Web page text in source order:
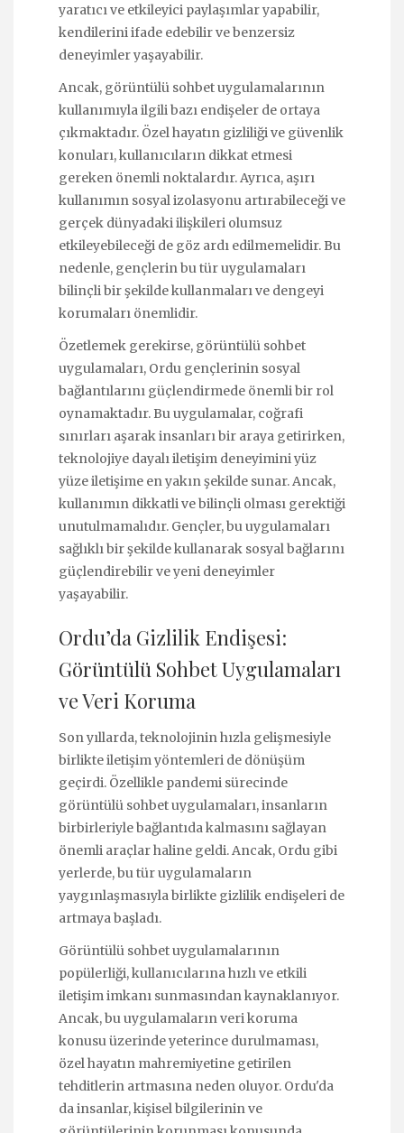
yaratıcı ve etkileyici paylaşımlar yapabilir,
kendilerini ifade edebilir ve benzersiz
deneyimler yaşayabilir.
Ancak, görüntülü sohbet uygulamalarının
kullanımıyla ilgili bazı endişeler de ortaya
çıkmaktadır. Özel hayatın gizliliği ve güvenlik
konuları, kullanıcıların dikkat etmesi
gereken önemli noktalardır. Ayrıca, aşırı
kullanımın sosyal izolasyonu artırabileceği ve
gerçek dünyadaki ilişkileri olumsuz
etkileyebileceği de göz ardı edilmemelidir. Bu
nedenle, gençlerin bu tür uygulamaları
bilinçli bir şekilde kullanmaları ve dengeyi
korumaları önemlidir.
Özetlemek gerekirse, görüntülü sohbet
uygulamaları, Ordu gençlerinin sosyal
bağlantılarını güçlendirmede önemli bir rol
oynamaktadır. Bu uygulamalar, coğrafi
sınırları aşarak insanları bir araya getirirken,
teknolojiye dayalı iletişim deneyimini yüz
yüze iletişime en yakın şekilde sunar. Ancak,
kullanımın dikkatli ve bilinçli olması gerektiği
unutulmamalıdır. Gençler, bu uygulamaları
sağlıklı bir şekilde kullanarak sosyal bağlarını
güçlendirebilir ve yeni deneyimler
yaşayabilir.
Ordu’da Gizlilik Endişesi:
Görüntülü Sohbet Uygulamaları
ve Veri Koruma
Son yıllarda, teknolojinin hızla gelişmesiyle
birlikte iletişim yöntemleri de dönüşüm
geçirdi. Özellikle pandemi sürecinde
görüntülü sohbet uygulamaları, insanların
birbirleriyle bağlantıda kalmasını sağlayan
önemli araçlar haline geldi. Ancak, Ordu gibi
yerlerde, bu tür uygulamaların
yaygınlaşmasıyla birlikte gizlilik endişeleri de
artmaya başladı.
Görüntülü sohbet uygulamalarının
popülerliği, kullanıcılarına hızlı ve etkili
iletişim imkanı sunmasından kaynaklanıyor.
Ancak, bu uygulamaların veri koruma
konusu üzerinde yeterince durulmaması,
özel hayatın mahremiyetine getirilen
tehditlerin artmasına neden oluyor. Ordu'da
da insanlar, kişisel bilgilerinin ve